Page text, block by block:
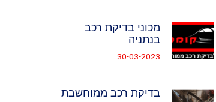
מכוני בדיקת רכב
בנתניה
30-03-2023
בדיקת רכב ממוחשבת